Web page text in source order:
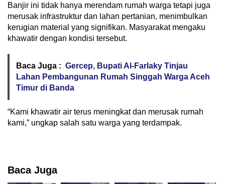
Banjir ini tidak hanya merendam rumah warga tetapi juga
merusak infrastruktur dan lahan pertanian, menimbulkan
kerugian material yang signifikan. Masyarakat mengaku
khawatir dengan kondisi tersebut.
Baca Juga : Gercep, Bupati Al-Farlaky Tinjau
Lahan Pembangunan Rumah Singgah Warga Aceh
Timur di Banda
“Kami khawatir air terus meningkat dan merusak rumah
kami,” ungkap salah satu warga yang terdampak.
Baca Juga